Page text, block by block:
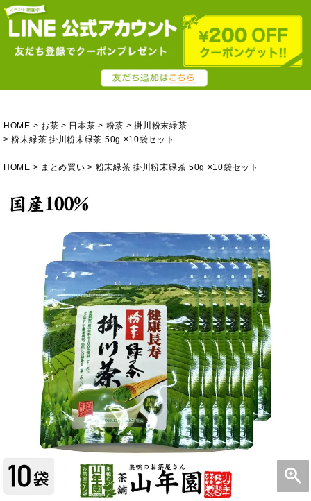
HOME お茶 日本茶 粉茶
掛川粉末緑茶
粉末緑茶 掛川粉末緑茶 50g ×10袋セット
HOME まとめ買い 粉末緑茶 掛川粉末緑茶 50g ×10袋セット